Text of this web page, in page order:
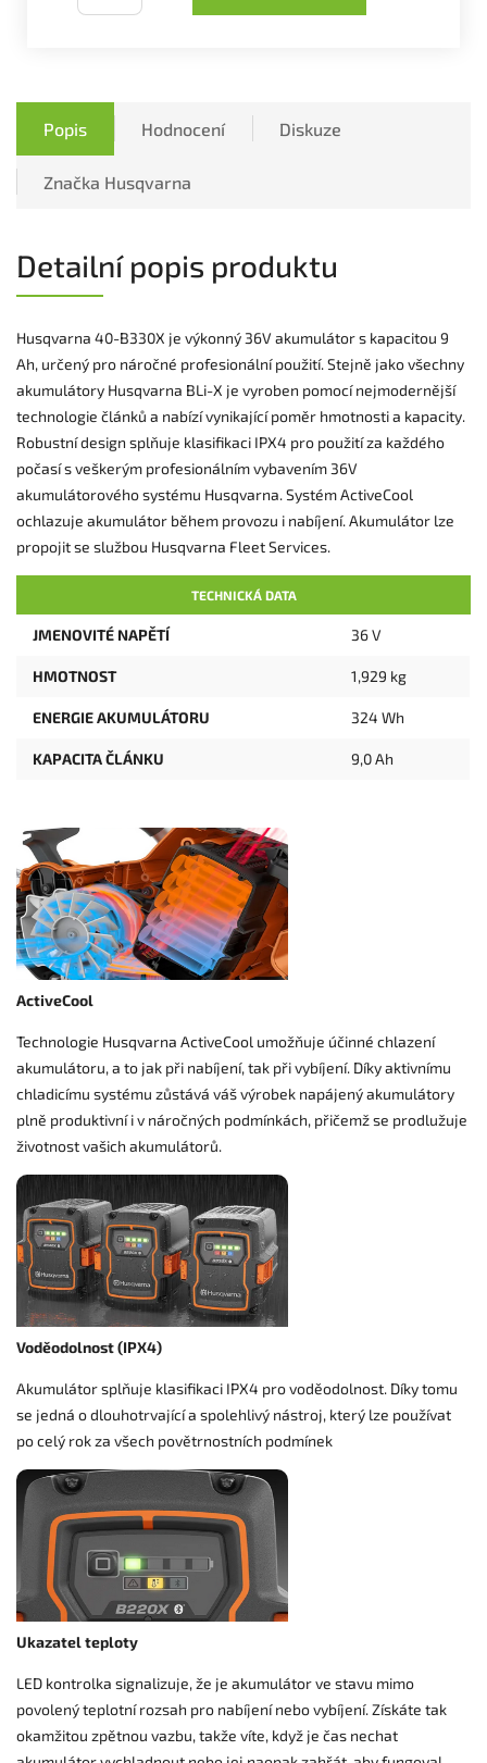
Popis Hodnocení Diskuze
Značka Husqvarna
Detailní popis produktu
Husqvarna 40-B330X je výkonný 36V akumulátor s kapacitou 9
Ah, určený pro náročné profesionální použití. Stejně jako všechny
akumulátory Husqvarna BLi-X je vyroben pomocí nejmodernější
technologie článků a nabízí vynikající poměr hmotnosti a kapacity.
Robustní design splňuje klasifikaci IPX4 pro použití za každého
počasí s veškerým profesionálním vybavením 36V
akumulátorového systému Husqvarna. Systém ActiveCool
ochlazuje akumulátor během provozu i nabíjení. Akumulátor lze
propojit se službou Husqvarna Fleet Services.
TECHNICKÁ DATA
JMENOVITÉ NAPĚTÍ 36 V
HMOTNOST 1,929 kg
ENERGIE AKUMULÁTORU 324 Wh
KAPACITA ČLÁNKU 9,0 Ah
ActiveCool
Technologie Husqvarna ActiveCool umožňuje účinné chlazení
akumulátoru, a to jak při nabíjení, tak při vybíjení. Díky aktivnímu
chladicímu systému zůstává váš výrobek napájený akumulátory
plně produktivní i v náročných podmínkách, přičemž se prodlužuje
životnost vašich akumulátorů.
Voděodolnost (IPX4)
Akumulátor splňuje klasifikaci IPX4 pro voděodolnost. Díky tomu
se jedná o dlouhotrvající a spolehlivý nástroj, který lze používat
po celý rok za všech povětrnostních podmínek
Ukazatel teploty
LED kontrolka signalizuje, že je akumulátor ve stavu mimo
povolený teplotní rozsah pro nabíjení nebo vybíjení. Získáte tak
okamžitou zpětnou vazbu, takže víte, když je čas nechat